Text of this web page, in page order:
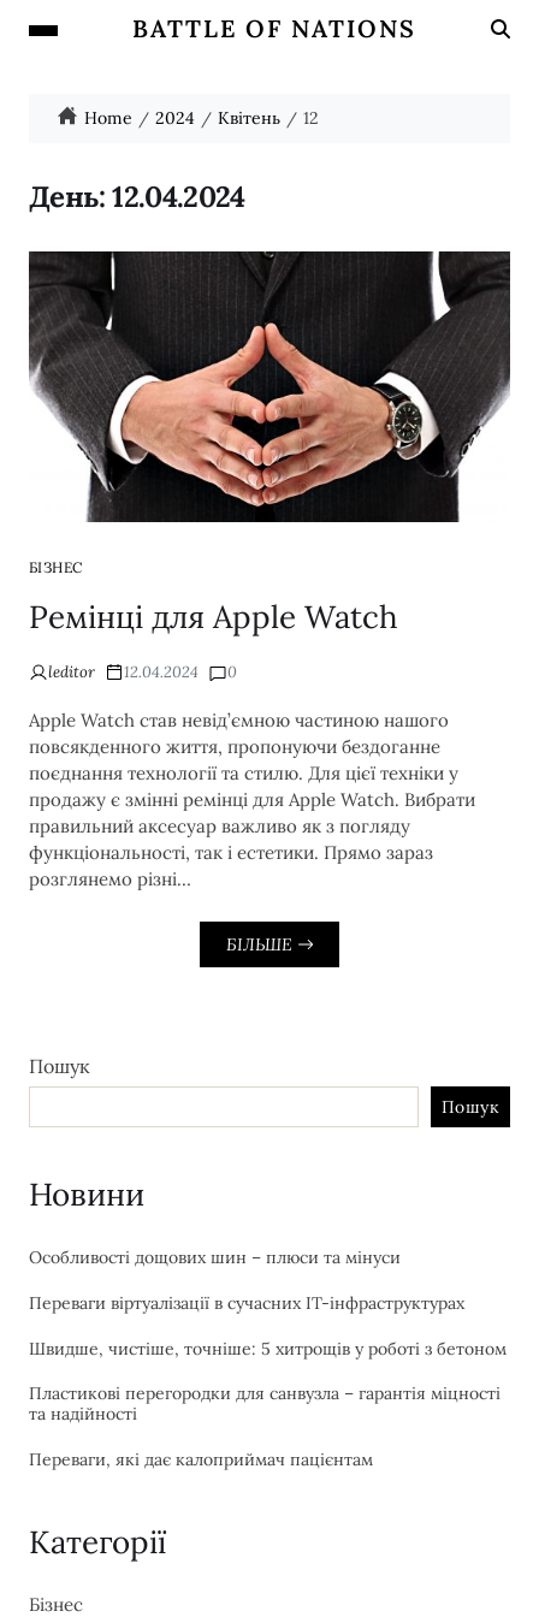
BATTLE OF NATIONS
Home 2024 Квітень 12
День:12.04.2024
БІЗНЕС
Ремінці для Apple Watch
leditor 12.04.2024 0
Apple Watch став невід’ємною частиною нашого
повсякденного життя, пропонуючи бездоганне
поєднання технології та стилю. Для цієї техніки у
продажу є змінні ремінці для Apple Watch. Вибрати
правильний аксесуар важливо як з погляду
функціональності, так і естетики. Прямо зараз
розглянемо різні…
БІЛЬШЕ
Пошук
Пошук
Новини
Особливості дощових шин – плюси та мінуси
Переваги віртуалізації в сучасних IT-інфраструктурах
Швидше, чистіше, точніше: 5 хитрощів у роботі з бетоном
Пластикові перегородки для санвузла – гарантія міцності
та надійності
Переваги, які дає калоприймач пацієнтам
Категорії
Бізнес